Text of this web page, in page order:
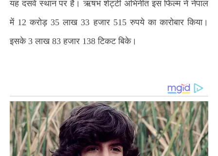
यह दसवें स्थान पर है। ऋषभ शेट्टी अभिनीत इस फिल्म ने नेपाल
में 12 करोड़ 35 लाख 33 हजार 515 रुपये का कारोबार किया।
इसके 3 लाख 83 हजार 138 टिकट बिके।